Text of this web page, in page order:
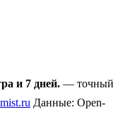
и 7 дней. — точный
Данные: Open-